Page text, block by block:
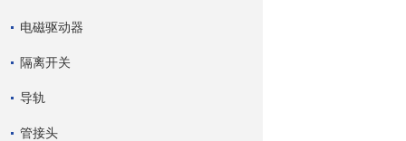
电磁驱动器
隔离开关
导轨
管接头